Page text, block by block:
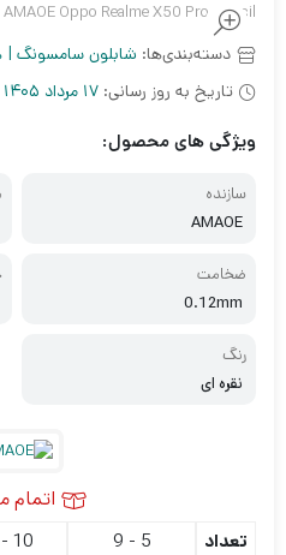
AMAOE Oppo Realme X50 Pro stencil
دسته‌بندی‌ها: شابلون سامسونگ |
تاریخ به روز رسانی: 17 مرداد 1405
ویژگی های محصول:
سازنده
AMAOE
ضخامت
0.12mm
رنگ
نقره ای
اتمام
تعداد 5 - 9
10 - 29